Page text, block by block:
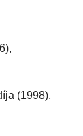
(1998),